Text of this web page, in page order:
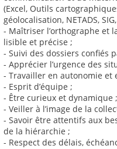
(Excel, Outils
géolocalisation, NETADS,
- Maîtriser l’orthographe et
lisible et précise ;
- Suivi des dossiers confiés
- Apprécier l’urgence des
- Travailler en autonomie et
- Esprit d’équipe ;
- Être curieux et dynamique ;
- Veiller à l’image de la
- Savoir être attentifs aux
de la hiérarchie ;
- Respect des délais,